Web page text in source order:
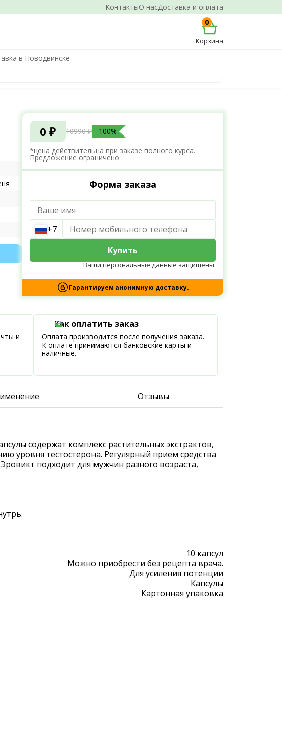
КонтактыО насДоставка и оплата
0
Корзина
в Новодвинске
0 ₽ 10990 ₽ -100%
*цена действительна при заказе полного курса.
Предложение ограничено
Форма заказа
+7
Купить
Ваши персональные данные защищены.
Гарантируем анонимную доставку.
и
Как оплатить заказ
Оплата производится после получения заказа.
К оплате принимаются банковские карты и
наличные.
Отзывы
содержат комплекс растительных экстрактов,
тестостерона. Регулярный прием средства
подходит для мужчин разного возраста,
10 капсул
Можно приобрести без рецепта врача.
Для усиления потенции
Капсулы
Картонная упаковка